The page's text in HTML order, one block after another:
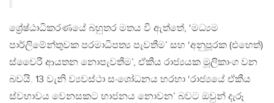
ශ්‍රේෂ්ඨාධිකරණයේ බහුතර මතය වී ඇත්තේ, ‘මධ්‍යම
පාර්ලිමේන්තුවක පරමාධිපත්‍ය පැවතීම’ සහ ‘අනුපූරක (එහෙත්)
ස්වෛරී ආයතන නොපැවතීම’, ඒකීය රාජ්‍යයක මූලිකාංග වන
බවයි. 13 වැනි ව්‍යවස්ථා සංශෝධනය හරහා ‘රාජ්‍යයේ ඒකීය
ස්වභාවය වෙනසකට භාජනය නොවන’ බවට ඔවුන් දැරූ